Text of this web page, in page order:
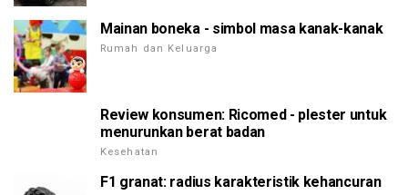
Mainan boneka - simbol masa kanak-kanak
Rumah dan Keluarga
Review konsumen: Ricomed - plester untuk
menurunkan berat badan
Kesehatan
F1 granat: radius karakteristik kehancuran